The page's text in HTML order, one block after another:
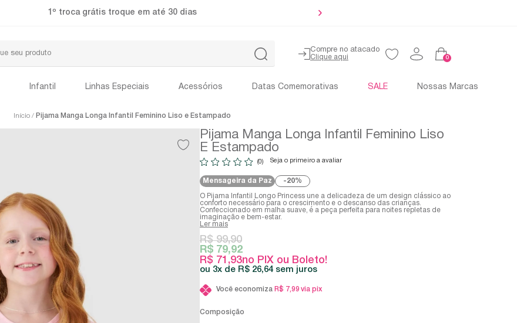
1º troca grátis troque em até 30 dias
Compre no atacado
0
Infantil Linhas Especiais Acessórios Datas Comemorativas SALE Nossas Marcas
Início Pijama Manga Longa Infantil Feminino Liso e Estampado
Pijama Manga Longa Infantil Feminino Liso
E Estampado
(0) Seja o primeiro a avaliar
Mensageira da Paz 20%
O Pijama Infantil Longo Princess une a delicadeza de um design clássico ao
conforto necessário para o crescimento e o descanso das crianças.
Confeccionado em malha suave, é a peça perfeita para noites repletas de
imaginação e bem-estar.
Ler mais
R$ 71,93no PIX ou Boleto!
R$ 99,90
R$ 79,92
3x R$ 26,64 sem juros
Você economiza R$ 7,99 via pix
Composição